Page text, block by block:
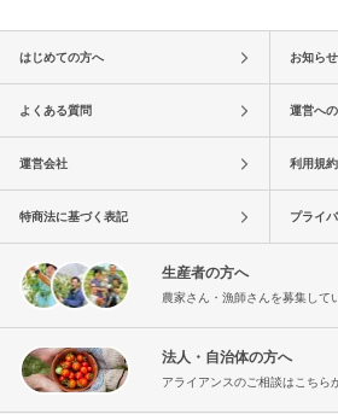
はじめての方へ お知らせ
よくある質問 運営へ
運営会社 利用規約
特商法に基づく表記 プライ
生産者の方へ
農家さん・漁師さんを募集して
法人・自治体の方へ
アライアンスのご相談はこちら